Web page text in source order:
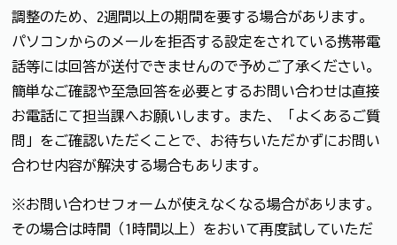
調整のため、2週間以上の期間を要する場合があります。
パソコンからのメールを拒否する設定をされている携帯電
話等には回答が送付できませんので予めご了承ください。
簡単なご確認や至急回答を必要とするお問い合わせは直接
お電話にて担当課へお願いします。また、「よくあるご質
問」をご確認いただくことで、お待ちいただかずにお問い
合わせ内容が解決する場合もあります。
※お問い合わせフォームが使えなくなる場合があります。
その場合は時間（1時間以上）をおいて再度試していただ